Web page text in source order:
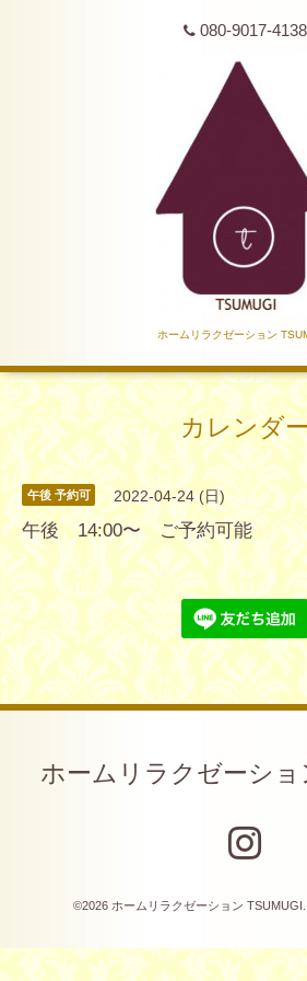
080-9017-4138
ホームリラクゼーション
カレンダ
午後 予約可 2022-04-24 (日)
午後 14:00〜 ご予約可能
ホームリラクゼーショ
©2026 ホームリラクゼーション TSUMUGI